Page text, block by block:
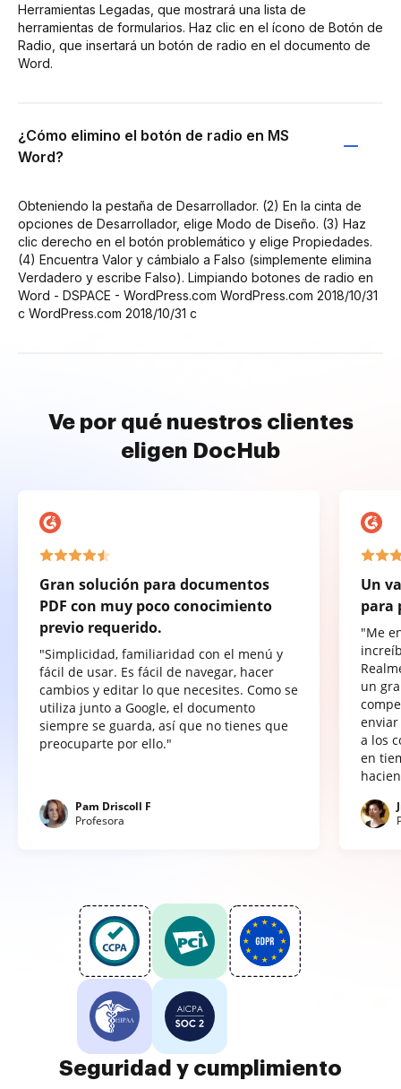
Herramientas Legadas, que mostrará una lista de
herramientas de formularios. Haz clic en el ícono de Botón de
Radio, que insertará un botón de radio en el documento de
Word.
¿Cómo elimino el botón de radio en MS
Word?
Obteniendo la pestaña de Desarrollador. (2) En la cinta de
opciones de Desarrollador, elige Modo de Diseño. (3) Haz
clic derecho en el botón problemático y elige Propiedades.
(4) Encuentra Valor y cámbialo a Falso (simplemente elimina
Verdadero y escribe Falso). Limpiando botones de radio en
Word - DSPACE - WordPress.com WordPress.com 2018/10/31
c WordPress.com 2018/10/31 c
Ve por qué nuestros clientes
eligen DocHub
Gran solución para documentos
PDF con muy poco conocimiento
previo requerido.
"Simplicidad, familiaridad con el menú y
fácil de usar. Es fácil de navegar, hacer
cambios y editar lo que necesites. Como se
utiliza junto a Google, el documento
siempre se guarda, así que no tienes que
preocuparte por ello."
Pam Driscoll F
Profesora
Un
para
"Me
un
a los
en
Seguridad y cumplimiento